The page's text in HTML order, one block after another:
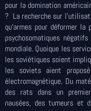
pour la domination
? La recherche sur
qu’armes pour déformer
psychosomatiques
mondiale. Quoique les
les soviétiques soient
les soviets aient
électromagnétique. Du
des rats dans un
nausées, des tumeurs et